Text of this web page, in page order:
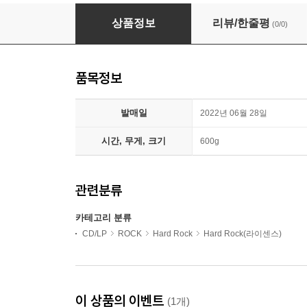
The Bob Seger System (더 밥 시거 시스템) -
상품정보 리뷰/한줄평 (0/0)
품목정보
발매일 2022년 06월 28일
시간, 무게, 크기 600g
관련분류
카테고리 분류
CD/LP ROCK Hard Rock Hard Rock(라이센스)
이 상품의 이벤트 (1개)